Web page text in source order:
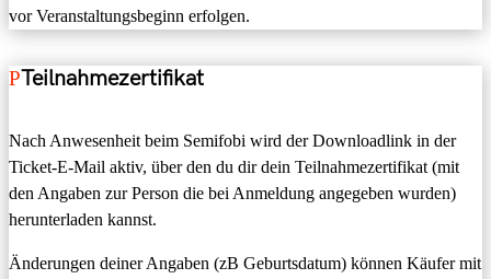
vor Veranstaltungsbeginn erfolgen.
Teilnahmezertifikat
Nach Anwesenheit beim Semifobi wird der Downloadlink in der
Ticket-E-Mail aktiv, über den du dir dein Teilnahmezertifikat (mit
den Angaben zurPerson die bei Anmeldung angegeben wurden)
herunterladen kannst.
Änderungen deiner Angaben (zB Geburtsdatum) können Käufer mit